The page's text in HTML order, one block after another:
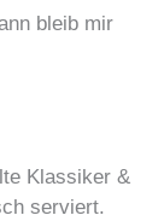
bleib mir
Klassiker &
serviert.